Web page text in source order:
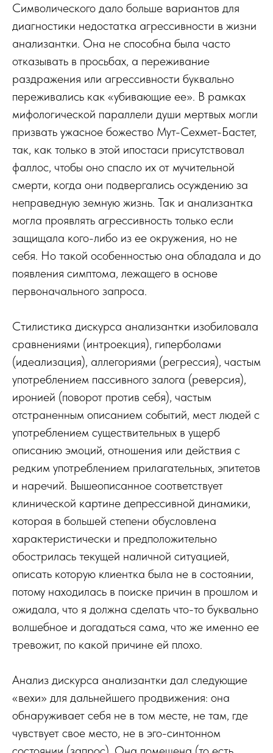
Символического дало больше вариантов для
диагностики недостатка агрессивности в жизни
анализантки. Она не способна была часто
отказывать в просьбах, а переживание
раздражения или агрессивности буквально
переживались как «убивающие ее». В рамках
мифологической параллели души мертвых могли
призвать ужасное божество Мут-Сехмет-Бастет,
так, как только в этой ипостаси присутствовал
фаллос, чтобы оно спасло их от мучительной
смерти, когда они подвергались осуждению за
неправедную земную жизнь. Так и анализантка
могла проявлять агрессивность только если
защищала кого-либо из ее окружения, но не
себя. Но такой особенностью она обладала и до
появления симптома, лежащего в основе
первоначального запроса.
Стилистика дискурса анализантки изобиловала
сравнениями (интроекция), гиперболами
(идеализация), аллегориями (регрессия), частым
употреблением пассивного залога (реверсия),
иронией (поворот против себя), частым
отстраненным описанием событий, мест людей с
употреблением существительных в ущерб
описанию эмоций, отношения или действия с
редким употреблением прилагательных, эпитетов
и наречий. Вышеописанное соответствует
клинической картине депрессивной динамики,
которая в большей степени обусловлена
характеристически и предположительно
обострилась текущей наличной ситуацией,
описать которую клиентка была не в состоянии,
потому находилась в поиске причин в прошлом и
ожидала, что я должна сделать что-то буквально
волшебное и догадаться сама, что же именно ее
тревожит, по какой причине ей плохо.
Анализ дискурса анализантки дал следующие
«вехи» для дальнейшего продвижения: она
обнаруживает себя не в том месте, не там, где
чувствует свое место, не в эго-синтонном